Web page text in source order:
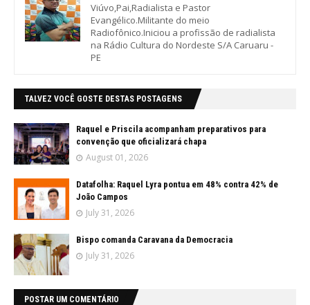
Viúvo,Pai,Radialista e Pastor
Evangélico.Militante do meio
Radiofônico.Iniciou a profissão de radialista
na Rádio Cultura do Nordeste S/A Caruaru -
PE
TALVEZ VOCÊ GOSTE DESTAS POSTAGENS
Raquel e Priscila acompanham preparativos para
convenção que oficializará chapa
August 01, 2026
Datafolha: Raquel Lyra pontua em 48% contra 42% de
João Campos
July 31, 2026
Bispo comanda Caravana da Democracia
July 31, 2026
POSTAR UM COMENTÁRIO